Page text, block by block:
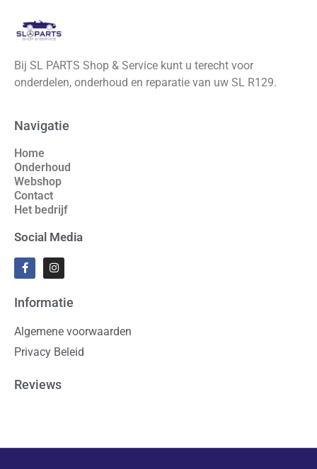
Bij SL PARTS Shop & Service kunt u terecht voor
onderdelen, onderhoud en reparatie van uw SL R129.
Navigatie
Home
Onderhoud
Webshop
Contact
Het bedrijf
Social Media
Informatie
Algemene voorwaarden
Privacy Beleid
Reviews